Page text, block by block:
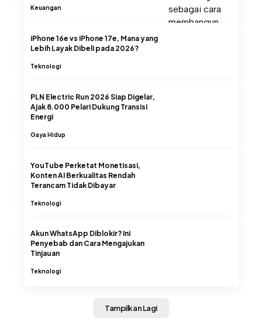
Keuangan
iPhone 16e vs iPhone 17e, Mana yang
Lebih Layak Dibeli pada 2026?
Teknologi
PLN Electric Run 2026 Siap Digelar,
Ajak 8.000 Pelari Dukung Transisi
Energi
Gaya Hidup
YouTube Perketat Monetisasi,
Konten AI Berkualitas Rendah
Terancam Tidak Dibayar
Teknologi
Akun WhatsApp Diblokir? Ini
Penyebab dan Cara Mengajukan
Tinjauan
Teknologi
Tampilkan Lagi